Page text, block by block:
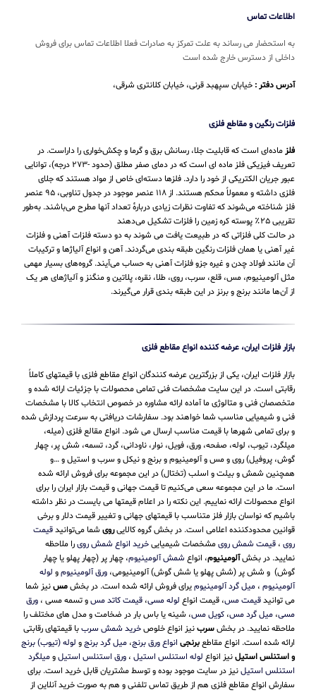
اطلاعات تماس
به استحضار می رساند به علت تمرکز به صادرات فعلا اطلاعات تماس برای فروش
داخلی از دسترس خارج شده است
آدرس دفتر : خیابان سپهبد قرنی، خیابان کلانتری شرقی،
فلزات رنگین و مقاطع فلزی
فلزماده‌ای است که قابلیت جلا، رسانش برق و گرما و چکش‌خواری را داراست. در
تعریف فیزیکی فلز ماده ای است که در دمای صفر مطلق (حدود -۲۷۳ درجه)، توانایی
عبور جریان الکتریکی از خود را دارد. فلزها دسته‌ای خاص از مواد هستند که جلای
فلزی داشته و معمولاً محکم هستند. از ۱۱۸ عنصر موجود در جدول تناوبی، ۹۵ عنصر
فلز شناخته می‌شوند که تفاوت نظرات زیادی دربارهٔ تعداد آنها مطرح می‌باشند. به‌طور
تقریبی ۲۵٪ پوسته کره زمین را فلزات تشکیل می‌دهند
در حالت کلی فلزاتی که در طبیعت یافت می شوند به دو دسته فلزات آهنی و فلزات
غیر آهنی یا همان فلزات رنگین طبقه بندی می‌گردند. آهن و انواع آلیاژها و ترکیبات
آن مانند فولاد چدن و غیره جزو فلزات آهنی به حساب می‌‌آیند. گروه‌های بسیار مهمی
مثل آلومینیوم، مس، قلع، سرب، روی، طلا، نقره، پلاتین و منگنز و آلیاژهای هر یک
از آن‌ها مانند برنج و برنز در این طبقه‌ بندی قرار می‌‌گیرند.
بازار فلزات ایران، عرضه کننده انواع مقاطع فلزی
بازار فلزات ایران، یکی از بزرگترین عرضه کنندگان انواع مقاطع فلزی با قیمتهای کاملاً
رقابتی است. در این سایت مشخصات فنی تمامی محصولات با جزئیات ارائه شده و
متخصصان فنی و متالوژی ما آماده ارائه مشاوره در خصوص انتخاب کالا با مشخصات
فنی و شیمیایی مناسب شما خواهند بود. سفارشات دریافتی به سرعت پردازش شده
و برای تمامی شهرها با قیمت مناسب ارسال می شود. انواع مقالع فلزی (میله،
میلگرد، تیوب، لوله، صفحه، ورق، فویل، نوار، ناودانی، گرد، تسمه، شش پر، چهار
گوش، پروفیل) روی و مس و آلومینیوم و برنج و نیکل و سرب و استیل و …و
همچنین شمش و بیلت و اسلب (تختال) در این مجموعه برای فروش ارائه شده
است. ما در این مجموعه سعی می‌کنیم تا قیمت جهانی و قیمت بازار ایران را برای
انواع محصولات ارائه نماییم. این نکته را در اعلام قیمتها می بایست در نظر داشته
باشیم که نواسان بازار فلز متناسب با قیمتهای جهانی و تغییر قیمت دلار و برخی
قوانین محدودکننده اعلامی است. در بخش گروه کالاییروی شما می‌توانیدقیمت
روی ، قیمت شمش رویمشخصات شیمیاییخرید انواع شمش رویرا ملاحظه
نمایید. در بخشآلومینیوم، انواع شمش آلومینیوم، چهار پر (چهار پهلو یا چهار
گوش) و شش پر (شش پهلو یا شش گوش) آلومینیومی، ورق آلومینیومو لوله
آلومینیوم ، میل گرد آلومینیومیرای فروش ارائه شده است. در بخشمسنیز شما
می توانیدقیمت مس، قیمت انواع لوله مسی، قیمت کاتد مسو تسمه مسی ، ورق
مسی، میل گرد مس، کویل مس، شینه یا باس بار در ضخامت و مدل های مختلف را
ملاحظه نمایید. در بخشسربنیز انواع خلوصخرید شمش سرببا قیمتهای رقابتی
ارائه شده است. انواع مقاطعبرنجی انواع ورق برنج، میل گرد برنجو لوله (تیوب) برنج
و استنلس استیلنیز انواع لوله استنلس استیل ، ورق استنلس استیلومیلگرد
استنلس استیلنیز در سایت موجود بوده و توسط مشتریان قابل خرید است. برای
سفارش انواع مقاطع فلزی هم از طریق تماس تلفنی و هم به صورت خرید آنلاین از